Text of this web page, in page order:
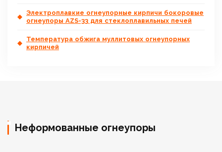
Электроплавкие огнеупорные кирпичи бокоровые
огнеупоры AZS-33 для стеклоплавильных печей
Температура обжига муллитовых огнеупорных
кирпичей
Неформованные огнеупоры